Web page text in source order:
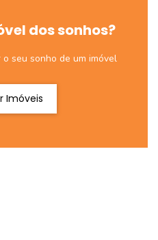
dos sonhos?
seu sonho de um imóvel
Imóveis